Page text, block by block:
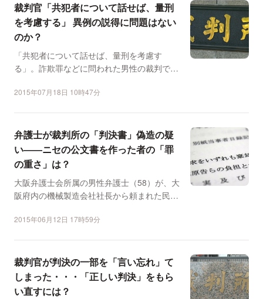
裁判官「共犯者について話せば、量刑
を考慮する」 異例の説得に問題はない
のか？
「共犯者について話せば、量刑を考慮す
る」。詐欺罪などに問われた男性の裁判で、
2015年07月18日 10時47分
弁護士が裁判所の「判決書」偽造の疑
い――ニセの公文書を作った者の「罪
の重さ」は？
大阪弁護士会所属の男性弁護士（58）が、大
阪府内の機械製造会社社長から頼まれた民事
2015年06月12日 17時59分
裁判官が判決の一部を「言い忘れ」て
しまった・・・「正しい判決」をもら
い直すには？